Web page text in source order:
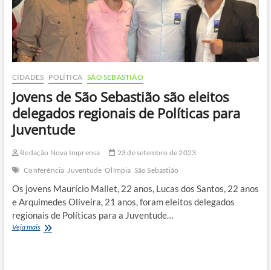
CIDADES POLÍTICA SÃO SEBASTIÃO
Jovens de São Sebastião são eleitos
delegados regionais de Políticas para
Juventude
Redação Nova Imprensa
23 de setembro de 2023
Conferência Juventude Olímpia São Sebastião
Os jovens Maurício Mallet, 22 anos, Lucas dos Santos, 22 anos
e Arquimedes Oliveira, 21 anos, foram eleitos delegados
regionais de Políticas para a Juventude…
Veja maisJovens